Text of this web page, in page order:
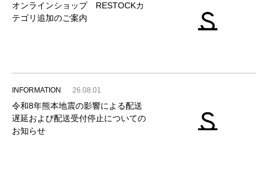
オンラインショップ RESTOCKカ
テゴリ追加のご案内
INFORMATION 26.08.01
令和8年熊本地震の影響による配送
遅延および配送受付停止についての
お知らせ